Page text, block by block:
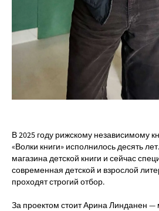
В 2025 году рижскому независимому
«Волки книги» исполнилось десять
магазина детской книги и сейчас
современная детской и взрослой
проходят строгий отбор.
За проектом стоит Арина Линданен —